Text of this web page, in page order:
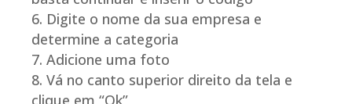
Digite o nome da sua empresa e
determine a categoria
Adicione uma foto
Vá no canto superior direito da tela e
clique em “Ok”